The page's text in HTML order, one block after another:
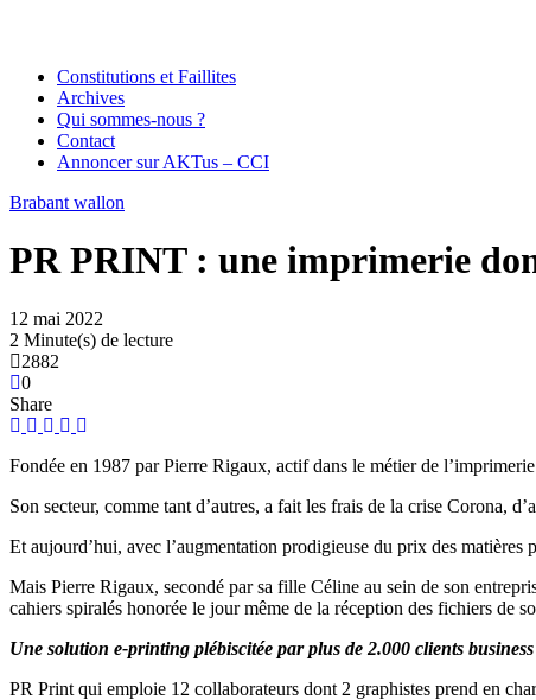
Constitutions et Faillites
Archives
Qui sommes-nous ?
Contact
Annoncer sur AKTus – CCI
Brabant wallon
PR PRINT : une imprimerie
12 mai 2022
2 Minute(s) de lecture
2882
0
Share
Fondée en 1987 par Pierre Rigaux, actif dans le métier de
Son secteur, comme tant d’autres, a fait les frais de la crise Corona,
Et aujourd’hui, avec l’augmentation prodigieuse du prix des matières
Mais Pierre Rigaux, secondé par sa fille Céline au sein de son
cahiers spiralés honorée le jour même de la réception des fichiers de
Une solution e-printing plébiscitée par plus de 2.000 clients business
PR Print qui emploie 12 collaborateurs dont 2 graphistes prend en